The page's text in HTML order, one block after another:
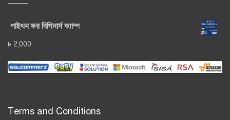
পাইথন ফর বিগিনার্স ক্যাম্প
৳ 2,000
Terms and Conditions